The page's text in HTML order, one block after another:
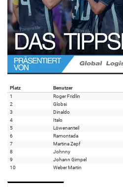
Platz Benutzer
1
Roger Fridlin
2
Globsi
3
Dinaldo
4
Italo
5
Löwenanteil
6
Ramontada
7
Martina Zepf
8
Johnny
9
Johann Gimpel
10
Weber Martin